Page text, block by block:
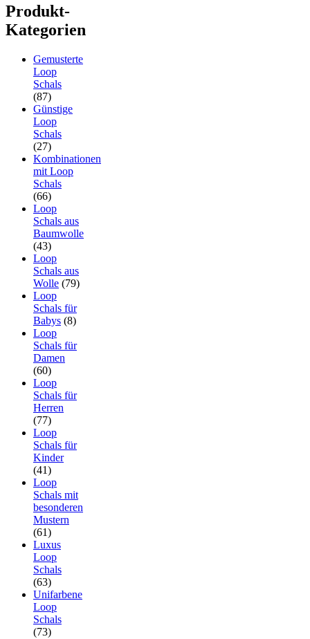
Produkt-
Kategorien
Gemusterte
Loop
Schals
(87)
Günstige
Loop
Schals
(27)
Kombinationen
mit Loop
Schals
(66)
Loop
Schals aus
Baumwolle
(43)
Loop
Schals aus
Wolle (79)
Loop
Schals für
Babys (8)
Loop
Schals für
Damen
(60)
Loop
Schals für
Herren
(77)
Loop
Schals für
Kinder
(41)
Loop
Schals mit
besonderen
Mustern
(61)
Luxus
Loop
Schals
(63)
Unifarbene
Loop
Schals
(73)